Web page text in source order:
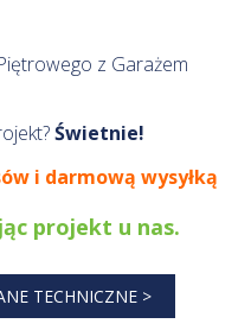
z Garażem
Świetnie!
i darmową wysyłką
projekt u nas.
TECHNICZNE >